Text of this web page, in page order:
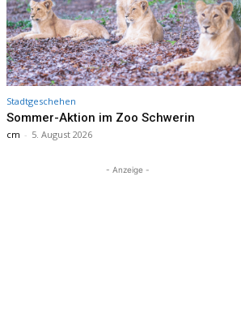
Stadtgeschehen
Sommer-Aktion im Zoo Schwerin
cm - 5. August 2026
- Anzeige -